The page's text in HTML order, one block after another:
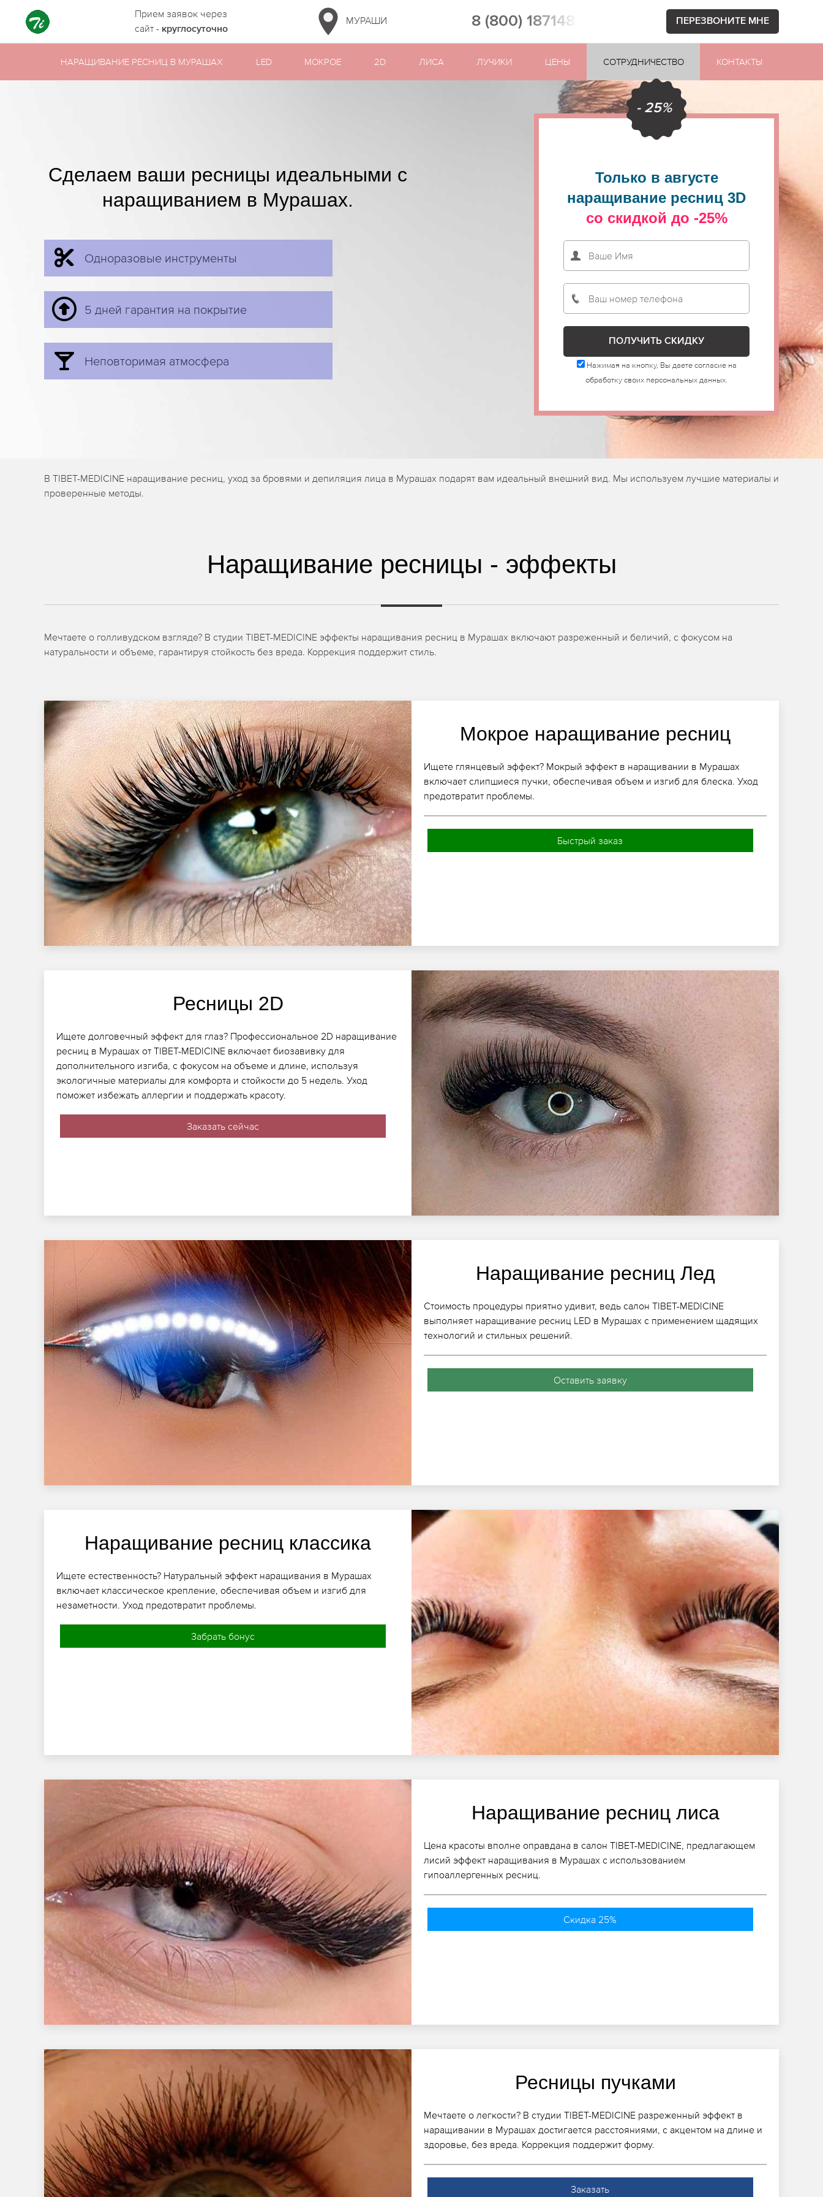
Прием заявок через
сайт - круглосуточно
МУРАШИ 8 (800) 1871481 ПЕРЕЗВОНИТЕ МНЕ
НАРАЩИВАНИЕ РЕСНИЦ В МУРАШАХ LED МОКРОЕ 2D ЛИСА ЛУЧИКИ ЦЕНЫ СОТРУДНИЧЕСТВО КОНТАКТЫ
Сделаем ваши ресницы идеальными с
наращиванием в Мурашах.
Одноразовые инструменты
5 дней гарантия на покрытие
Неповторимая атмосфера
- 25%
Только в августе
наращивание ресниц 3D
со скидкой до -25%
Нажимая на кнопку, Вы даете согласие на
обработку своих персональных данных.
В TIBET-MEDICINE наращивание ресниц, уход за бровями и депиляция лица в Мурашах подарят вам идеальный внешний вид. Мы используем лучшие материалы и
проверенные методы.
Наращивание ресницы - эффекты
Мечтаете о голливудском взгляде? В студии TIBET-MEDICINE эффекты наращивания ресниц в Мурашах включают разреженный и беличий, с фокусом на
натуральности и объеме, гарантируя стойкость без вреда. Коррекция поддержит стиль.
Мокрое наращивание ресниц
Ищете глянцевый эффект? Мокрый эффект в наращивании в Мурашах
включает слипшиеся пучки, обеспечивая объем и изгиб для блеска. Уход
предотвратит проблемы.
Быстрый заказ
Ресницы 2D
Ищете долговечный эффект для глаз? Профессиональное 2D наращивание
ресниц в Мурашах от TIBET-MEDICINE включает биозавивку для
дополнительного изгиба, с фокусом на объеме и длине, используя
экологичные материалы для комфорта и стойкости до 5 недель. Уход
поможет избежать аллергии и поддержать красоту.
Заказать сейчас
Наращивание ресниц Лед
Стоимость процедуры приятно удивит, ведь салон TIBET-MEDICINE
выполняет наращивание ресниц LED в Мурашах с применением щадящих
технологий и стильных решений.
Оставить заявку
Наращивание ресниц классика
Ищете естественность? Натуральный эффект наращивания в Мурашах
включает классическое крепление, обеспечивая объем и изгиб для
незаметности. Уход предотвратит проблемы.
Забрать бонус
Наращивание ресниц лиса
Цена красоты вполне оправдана в салон TIBET-MEDICINE, предлагающем
лисий эффект наращивания в Мурашах с использованием
гипоаллергенных ресниц.
Скидка 25%
Ресницы пучками
Мечтаете о легкости? В студии TIBET-MEDICINE разреженный эффект в
наращивании в Мурашах достигается расстояниями, с акцентом на длине и
здоровье, без вреда. Коррекция поддержит форму.
Заказать